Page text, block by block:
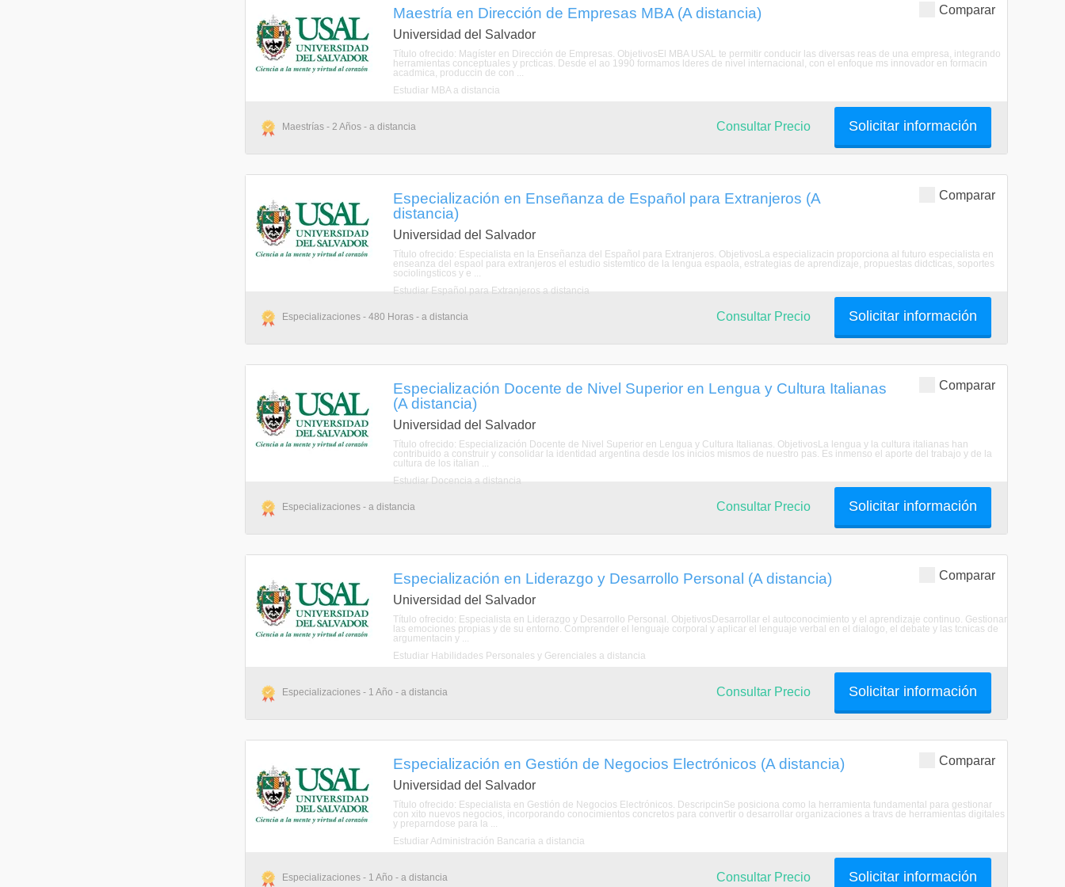
Comparar
Maestría en Dirección de Empresas MBA (A distancia)
Universidad del Salvador
Título ofrecido: Magíster en Dirección de Empresas. ObjetivosEl MBA USAL te permitir conducir las diversas reas de una empresa, integrando
herramientas conceptuales y prcticas. Desde el ao 1990 formamos lderes de nivel internacional, con el enfoque ms innovador en formacin
acadmica, produccin de con ...
Estudiar MBA a distancia
Maestrías - 2 Años - a distancia Solicitar información
Consultar Precio
Comparar
Especialización en Enseñanza de Español para Extranjeros (A
distancia)
Universidad del Salvador
Título ofrecido: Especialista en la Enseñanza del Español para Extranjeros. ObjetivosLa especializacin proporciona al futuro especialista en
enseanza del espaol para extranjeros el estudio sistemtico de la lengua espaola, estrategias de aprendizaje, propuestas didcticas, soportes
sociolingsticos y e ...
Estudiar Español para Extranjeros a distancia
Especializaciones - 480 Horas - a distancia Solicitar información
Consultar Precio
Comparar
Especialización Docente de Nivel Superior en Lengua y Cultura Italianas
(A distancia)
Universidad del Salvador
Título ofrecido: Especialización Docente de Nivel Superior en Lengua y Cultura Italianas. ObjetivosLa lengua y la cultura italianas han
contribuido a construir y consolidar la identidad argentina desde los inicios mismos de nuestro pas. Es inmenso el aporte del trabajo y de la
cultura de los italian ...
Estudiar Docencia a distancia
Especializaciones - a distancia Solicitar información
Consultar Precio
Comparar
Especialización en Liderazgo y Desarrollo Personal (A distancia)
Universidad del Salvador
Título ofrecido: Especialista en Liderazgo y Desarrollo Personal. ObjetivosDesarrollar el autoconocimiento y el aprendizaje continuo. Gestionar
las emociones propias y de su entorno. Comprender el lenguaje corporal y aplicar el lenguaje verbal en el dialogo, el debate y las tcnicas de
argumentacin y ...
Estudiar Habilidades Personales y Gerenciales a distancia
Especializaciones - 1 Año - a distancia Solicitar información
Consultar Precio
Comparar
Especialización en Gestión de Negocios Electrónicos (A distancia)
Universidad del Salvador
Título ofrecido: Especialista en Gestión de Negocios Electrónicos. DescripcinSe posiciona como la herramienta fundamental para gestionar
con xito nuevos negocios, incorporando conocimientos concretos para convertir o desarrollar organizaciones a travs de herramientas digitales
y preparndose para la ...
Estudiar Administración Bancaria a distancia
Especializaciones - 1 Año - a distancia Solicitar información
Consultar Precio